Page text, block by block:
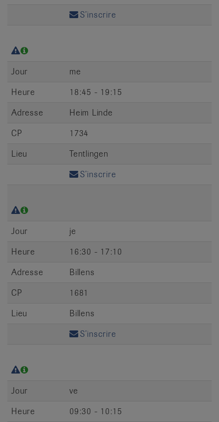
S’inscrire
Jour
me
Heure
18:45 - 19:15
Adresse
Heim Linde
CP
1734
Lieu
Tentlingen
S’inscrire
Jour
je
Heure
16:30 - 17:10
Adresse
Billens
CP
1681
Lieu
Billens
S’inscrire
Jour
ve
Heure
09:30 - 10:15